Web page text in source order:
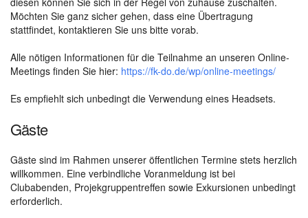
Möchten Sie ganz sicher gehen, dass eine Übertragung
stattfindet, kontaktieren Sie uns bitte vorab.
Alle nötigen Informationen für die Teilnahme an unseren Online-
Meetings finden Sie hier: https://fk-do.de/wp/online-meetings/
Es empfiehlt sich unbedingt die Verwendung eines Headsets.
Gäste
Gäste sind im Rahmen unserer öffentlichen Termine stets herzlich
willkommen. Eine verbindliche Voranmeldung ist bei
Clubabenden, Projekgruppentreffen sowie Exkursionen unbedingt
erforderlich.